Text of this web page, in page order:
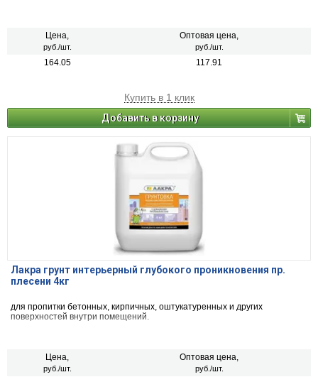
Цена,
руб./шт.
Оптовая цена,
руб./шт.
164.05 117.91
Купить в 1 клик
Добавить в корзину
Лакра грунт интерьерный глубокого проникновения пр.
плесени 4кг
для пропитки бетонных, кирпичных, оштукатуренных и других
поверхностей внутри помещений.
Цена,
руб./шт.
Оптовая цена,
руб./шт.